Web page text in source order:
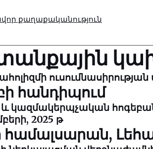
քաղաքականություն
հանդիպում
կազմակերպչական
2025 թ
համալսարան,